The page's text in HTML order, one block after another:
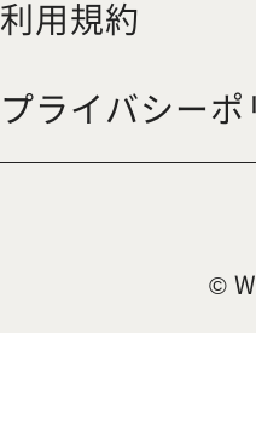
利用規約
プライバシーポ
©